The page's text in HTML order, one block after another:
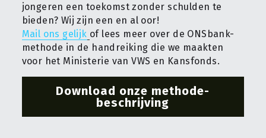
jongeren een toekomst zonder schulden te
bieden? Wij zijn een en al oor!
Mail ons gelijk of lees meer over de ONSbank-
methode in de handreiking die we maakten
voor het Ministerie van VWS en Kansfonds.
Download onze methode-
beschrijving